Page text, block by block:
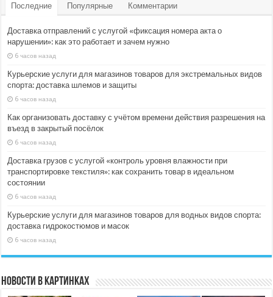
Последние Популярные Комментарии
Доставка отправлений с услугой «фиксация номера акта о
нарушении»: как это работает и зачем нужно
6 часов назад
Курьерские услуги для магазинов товаров для экстремальных видов
спорта: доставка шлемов и защиты
6 часов назад
Как организовать доставку с учётом времени действия разрешения на
въезд в закрытый посёлок
6 часов назад
Доставка грузов с услугой «контроль уровня влажности при
транспортировке текстиля»: как сохранить товар в идеальном
состоянии
6 часов назад
Курьерские услуги для магазинов товаров для водных видов спорта:
доставка гидрокостюмов и масок
6 часов назад
Новости в картинках